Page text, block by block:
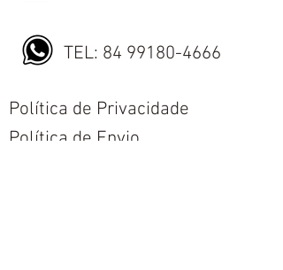
TEL: 84 99180-4666
Política de Privacidade
Política de Envio